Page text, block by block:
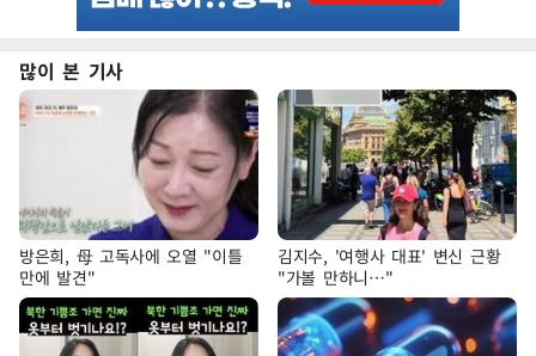
많이 본 기사
방은희, 母 고독사에 오열 "이틀
만에 발견"
김지수, '여행사 대표' 변신 근황
"가볼 만하니…"